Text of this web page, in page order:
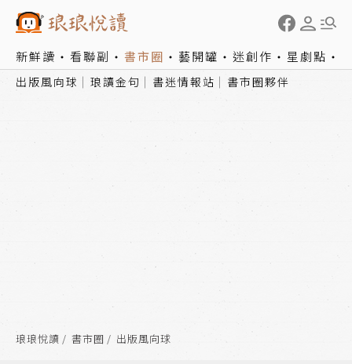
新鮮讀 看聯副 書市圈 藝開罐 迷創作 星劇點
出版風向球 琅讀金句 書迷情報站 書市圈夥伴
琅琅悅讀 書市圈 出版風向球